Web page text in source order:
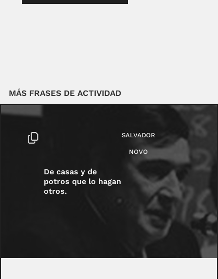
MÁS FRASES DE ACTIVIDAD
De casas y de
potros que lo hagan
otros.
SALVADOR
NOVO